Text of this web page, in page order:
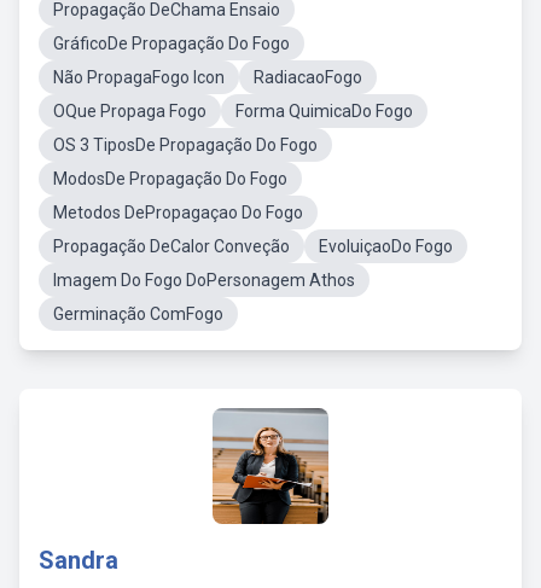
Propagação DeChama Ensaio
GráficoDe Propagação Do Fogo
Não PropagaFogo Icon
RadiacaoFogo
OQue Propaga Fogo
Forma QuimicaDo Fogo
OS 3 TiposDe Propagação Do Fogo
ModosDe Propagação Do Fogo
Metodos DePropagaçao Do Fogo
Propagação DeCalor Conveção
EvoluiçaoDo Fogo
Imagem Do Fogo DoPersonagem Athos
Germinação ComFogo
Sandra